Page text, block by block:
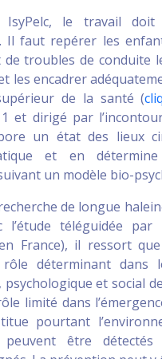
IsyPelc, le travail
Il faut repérer les
troubles de conduite
les encadrer
de la santé (
et dirigé par
un état des lieux
et en
un modèle bio-
de longue
l’étude téléguidée par
France), il ressort
déterminant dans
et social de
limité dans
pourtant
peuvent être